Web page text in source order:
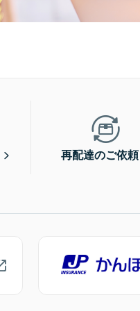
再配達のご依頼